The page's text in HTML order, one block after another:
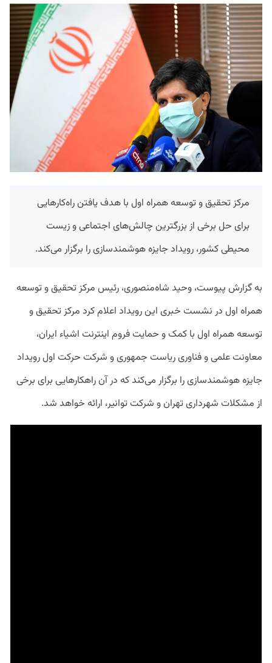
مرکز تحقیق و توسعه همراه اول با هدف یافتن راه‌کارهایی
برای حل برخی از بزرگترین چالش‌های اجتماعی و زیست
محیطی کشور، رویداد جایزه هوشمندسازی را برگزار می‌کند.
به گزارش پیوست، وحید شاه‌منصوری، رئیس مرکز تحقیق و توسعه
همراه اول در نشست خبری این رویداد اعلام کرد مرکز تحقیق و
توسعه همراه اول با کمک و حمایت فروم اینترنت اشیاء ایران،
معاونت علمی و فناوری ریاست جمهوری و شرکت حرکت اول رویداد
جایزه هوشمندسازی را برگزار می‌کند که در آن راهکارهایی برای برخی
از مشکلات شهرداری تهران و شرکت توانیر، ارائه خواهد شد.